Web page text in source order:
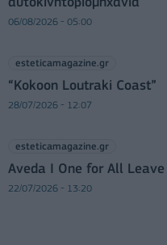
06/08/2026 - 05:00
esteticamagazine.gr
“Kokoon Loutraki Coast”
28/07/2026 - 12:07
esteticamagazine.gr
Aveda I One for All
22/07/2026 - 13:20